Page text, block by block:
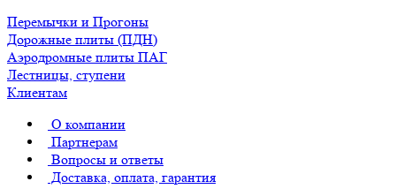
Перемычки и Прогоны
Дорожные плиты (ПДН)
Аэродромные плиты ПАГ
Лестницы, ступени
Клиентам
О компании
Партнерам
Вопросы и ответы
Доставка, оплата, гарантия